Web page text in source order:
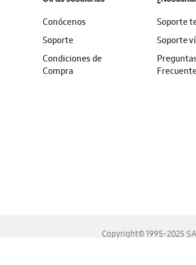
Conócenos
Soporte
Condiciones de
Compra
Soporte
Soporte
Copyright© 1995-2025